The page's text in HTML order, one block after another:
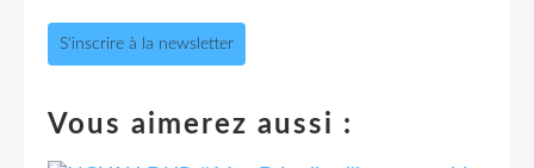
S'inscrire à la newsletter
Vous aimerez aussi :